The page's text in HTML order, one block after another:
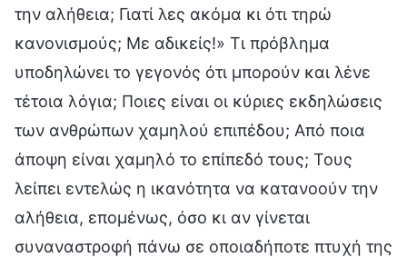
την αλήθεια; Γιατί λες ακόμα κι ότι τηρώ
κανονισμούς; Με αδικείς!» Τι πρόβλημα
υποδηλώνει το γεγονός ότι μπορούν και λένε
τέτοια λόγια; Ποιες είναι οι κύριες εκδηλώσεις
των ανθρώπων χαμηλού επιπέδου; Από ποια
άποψη είναι χαμηλό το επίπεδό τους; Τους
λείπει εντελώς η ικανότητα να κατανοούν την
αλήθεια, επομένως, όσο κι αν γίνεται
συναναστροφή πάνω σε οποιαδήποτε πτυχή της